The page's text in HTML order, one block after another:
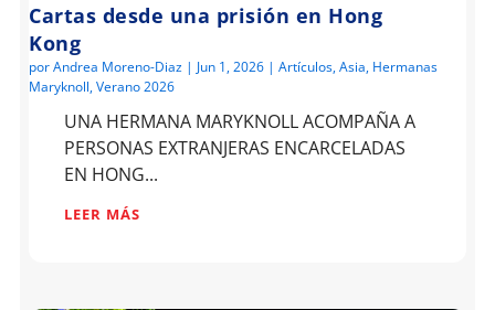
Cartas desde una prisión en Hong
Kong
porAndrea Moreno-Diaz | Jun 1, 2026 |Artículos,Asia, Hermanas
Maryknoll,Verano 2026
UNA HERMANA MARYKNOLL ACOMPAÑA A
PERSONAS EXTRANJERAS ENCARCELADAS
EN HONG...
LEER MÁS